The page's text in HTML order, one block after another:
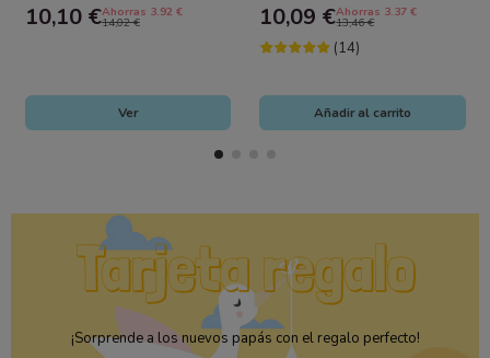
uñas...
10,10 €Ahorras 3.92 €
14,02 €
Ver
10,09 €Ahorras 3.37 €
13,46 €
(14)
Añadir al carrito
¡Sorprende a los nuevos papás con el regalo perfecto!